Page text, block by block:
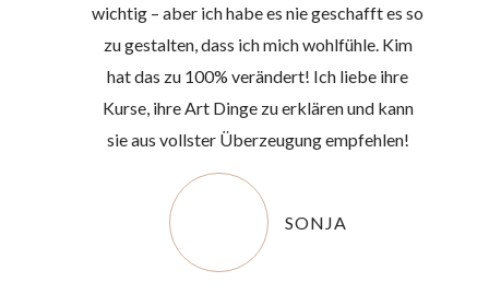
wichtig – aber ich habe es nie geschafft es so
zu gestalten, dass ich mich wohlfühle. Kim
hat das zu 100% verändert! Ich liebe ihre
Kurse, ihre Art Dinge zu erklären und kann
sie aus vollster Überzeugung empfehlen!
SONJA